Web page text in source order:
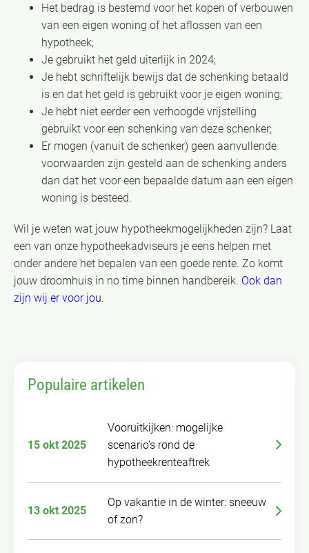
Het bedrag is bestemd voor het kopen of verbouwen
van een eigen woning of het aflossen van een
hypotheek;
Je gebruikt het geld uiterlijk in 2024;
Je hebt schriftelijk bewijs dat de schenking betaald
is en dat het geld is gebruikt voor je eigen woning;
Je hebt niet eerder een verhoogde vrijstelling
gebruikt voor een schenking van deze schenker;
Er mogen (vanuit de schenker) geen aanvullende
voorwaarden zijn gesteld aan de schenking anders
dan dat het voor een bepaalde datum aan een eigen
woning is besteed.
Wil je weten wat jouw hypotheekmogelijkheden zijn? Laat
een van onze hypotheekadviseurs je eens helpen met
onder andere het bepalen van een goede rente. Zo komt
jouw droomhuis in no time binnen handbereik. Ook dan
zijn wij er voor jou.
Populaire artikelen
15 okt 2025
Vooruitkijken: mogelijke
scenario’s rond de
hypotheekrenteaftrek
13 okt 2025
Op vakantie in de winter: sneeuw
of zon?